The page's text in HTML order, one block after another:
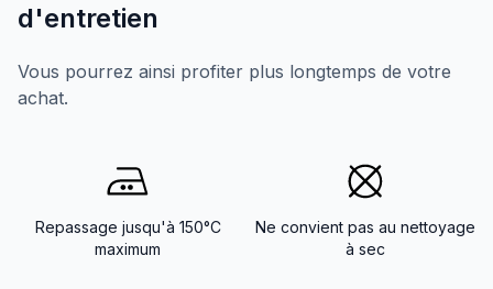
d'entretien
Vous pourrez ainsi profiter plus longtemps de votre
achat.
Repassage jusqu'à 150°C
maximum
Ne convient pas au nettoyage
à sec